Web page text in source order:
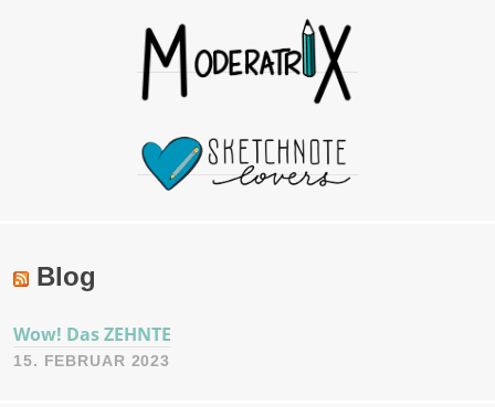
Blog
Wow! Das ZEHNTE
15. FEBRUAR 2023